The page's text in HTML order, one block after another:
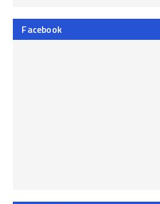
Facebook